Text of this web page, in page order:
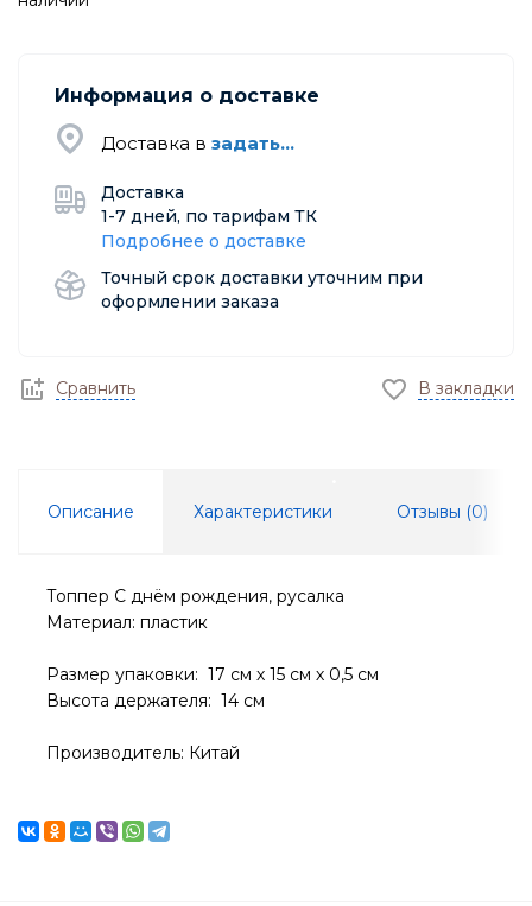
Информация о доставке
Доставка в задать...
Доставка
1-7 дней, по тарифам ТК
Подробнее о доставке
Точный срок доставки уточним при
оформлении заказа
Сравнить В закладки
Описание Характеристики Отзывы (0)
Топпер С днём рождения, русалка
Материал: пластик
Размер упаковки: 17 см х 15 см х 0,5 см
Высота держателя: 14 см
Производитель: Китай